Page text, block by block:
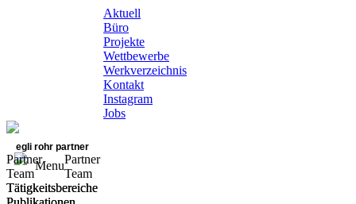
Aktuell
Büro
Projekte
Wettbewerbe
Werkverzeichnis
Kontakt
Instagram
Jobs
egli rohr partner
Menu
Partner
Team
Tätigkeitsbereiche
Partner
Team
Tätigkeitsbereiche